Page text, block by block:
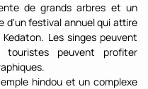
de grands arbres et un
d'un festival annuel qui attire
Les singes peuvent
peuvent profiter
hindou et un complexe